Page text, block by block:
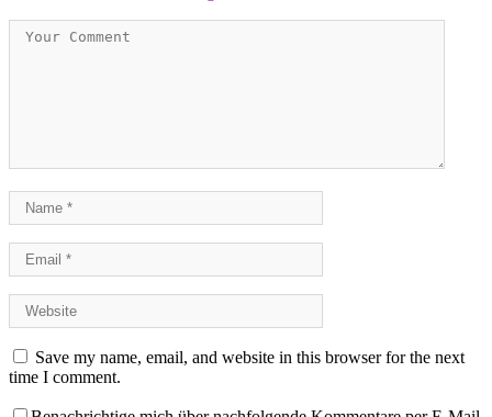
Save my name, email, and website in this browser for the next
time I comment.